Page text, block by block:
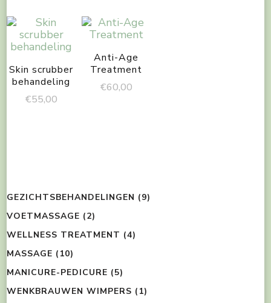
Skin scrubber
behandeling
€55,00
Anti-Age
Treatment
€60,00
GEZICHTSBEHANDELINGEN (9)
VOETMASSAGE (2)
WELLNESS TREATMENT (4)
MASSAGE (10)
MANICURE-PEDICURE (5)
WENKBRAUWEN WIMPERS (1)